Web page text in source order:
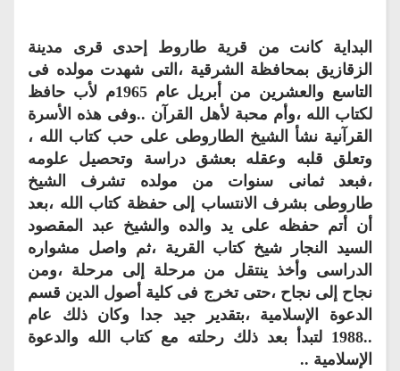
البداية كانت من قرية طاروط إحدى قرى مدينة
الزقازيق بمحافظة الشرقية ،التى شهدت مولده فى
التاسع والعشرين من أبريل عام 1965م لأب حافظ
لكتاب الله ،وأم محبة لأهل القرآن ..وفى هذه الأسرة
القرآنية نشأ الشيخ الطاروطى على حب كتاب الله ،
وتعلق قلبه وعقله بعشق دراسة وتحصيل علومه
،فبعد ثمانى سنوات من مولده تشرف الشيخ
طاروطى بشرف الانتساب إلى حفظة كتاب الله ،بعد
أن أتم حفظه على يد والده والشيخ عبد المقصود
السيد النجار شيخ كتاب القرية ،ثم واصل مشواره
الدراسى وأخذ ينتقل من مرحلة إلى مرحلة ،ومن
نجاح إلى نجاح ،حتى تخرج فى كلية أصول الدين قسم
الدعوة الإسلامية ،بتقدير جيد جدا وكان ذلك عام
..1988 لتبدأ بعد ذلك رحلته مع كتاب الله والدعوة
الإسلامية ..